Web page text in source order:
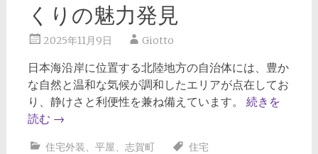
くりの魅力発見
2025年11月9日 Giotto
日本海沿岸に位置する北陸地方の自治体には、豊か
な自然と温和な気候が調和したエリアが点在してお
り、静けさと利便性を兼ね備えています。 続きを
読む →
住宅外装 平屋 志賀町 住宅